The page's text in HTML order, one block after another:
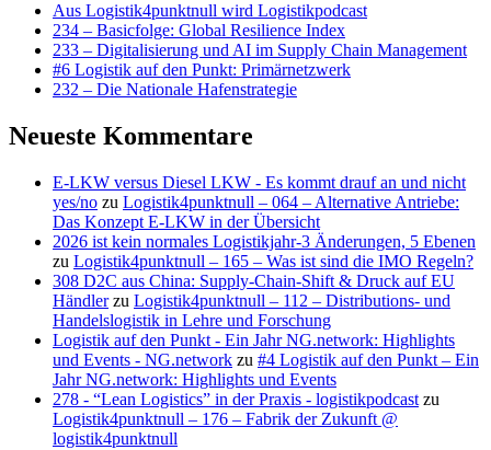
Aus Logistik4punktnull wird Logistikpodcast
234 – Basicfolge: Global Resilience Index
233 – Digitalisierung und AI im Supply Chain Management
#6 Logistik auf den Punkt: Primärnetzwerk
232 – Die Nationale Hafenstrategie
Neueste Kommentare
E-LKW versus Diesel LKW - Es kommt drauf an und nicht
yes/no zu Logistik4punktnull – 064 – Alternative Antriebe:
Das Konzept E-LKW in der Übersicht
2026 ist kein normales Logistikjahr-3 Änderungen, 5 Ebenen
zu Logistik4punktnull – 165 – Was ist sind die IMO Regeln?
308 D2C aus China: Supply-Chain-Shift & Druck auf EU
Händlerzu Logistik4punktnull – 112 – Distributions- und
Handelslogistik in Lehre und Forschung
Logistik auf den Punkt - Ein Jahr NG.network: Highlights
und Events - NG.network zu #4 Logistik auf den Punkt – Ein
Jahr NG.network: Highlights und Events
278 - “Lean Logistics” in der Praxis - logistikpodcast zu
Logistik4punktnull – 176 – Fabrik der Zukunft @
logistik4punktnull